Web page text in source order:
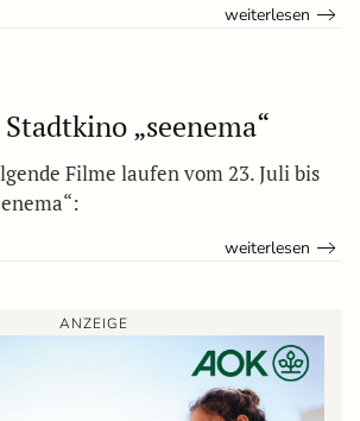
weiterlesen
„seenema“
Filme laufen vom 23. Juli bis
weiterlesen
ANZEIGE